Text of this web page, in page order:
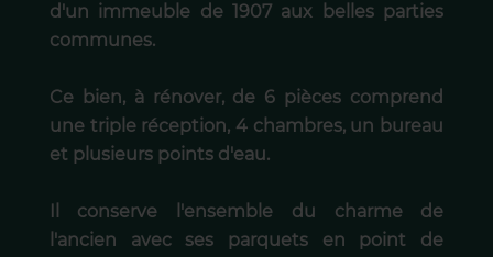
d'un immeuble de 1907 aux belles parties
communes.
Ce bien, à rénover, de 6 pièces comprend
une triple réception, 4 chambres, un bureau
et plusieurs points d'eau.
Il conserve l'ensemble du charme de
l'ancien avec ses parquets en point de